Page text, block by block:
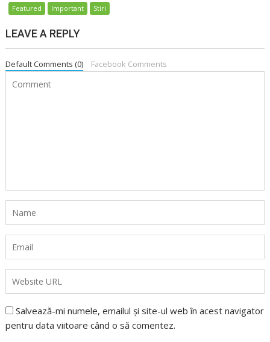
Featured Important Stiri
LEAVE A REPLY
Default Comments (0) Facebook Comments
Salvează-mi numele, emailul și site-ul web în acest navigator
pentru data viitoare când o să comentez.